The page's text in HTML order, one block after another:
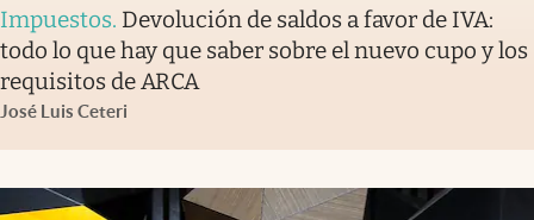
Impuestos. Devolución de saldos a favor de IVA:
todo lo que hay que saber sobre el nuevo cupo y los
requisitos de ARCA
José Luis Ceteri